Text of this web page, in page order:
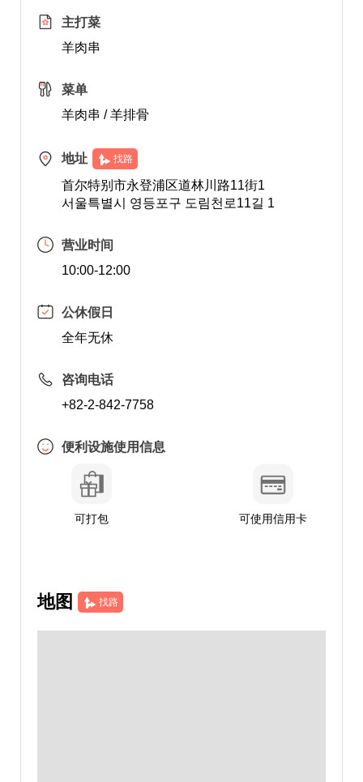
主打菜
羊肉串
菜单
羊肉串 / 羊排骨
地址 找路
首尔特别市永登浦区道林川路11街1
서울특별시 영등포구 도림천로11길 1
营业时间
10:00-12:00
公休假日
全年无休
咨询电话
+82-2-842-7758
便利设施使用信息
可打包 可使用信用卡
地图 找路